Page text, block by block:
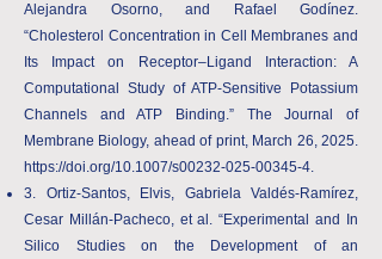
Alejandra Osorno, and Rafael Godínez.
“Cholesterol Concentration in Cell Membranes and
Its Impact on Receptor–Ligand Interaction: A
Computational Study of ATP-Sensitive Potassium
Channels and ATP Binding.” The Journal of
Membrane Biology, ahead of print, March 26, 2025.
https://doi.org/10.1007/s00232-025-00345-4.
3. Ortiz-Santos, Elvis, Gabriela Valdés-Ramírez,
Cesar Millán-Pacheco, et al. “Experimental and In
Silico Studies on the Development of an